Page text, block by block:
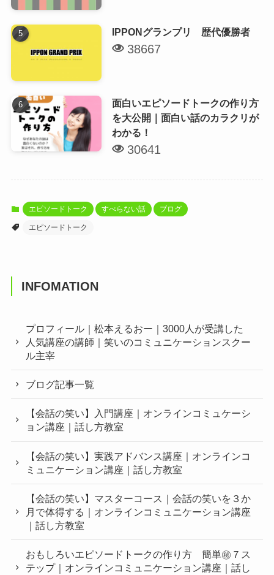
IPPONグランプリ 歴代優勝者
38667
面白いエピソードトークの作り方
を大公開｜面白い話のカラクリが
わかる！
30641
エピソードトーク すべらない話 ブログ
エピソードトーク
INFOMATION
プロフィール｜松本えるおー｜3000人が受講した
人気講座の講師｜笑いのコミュニケーションスクー
ル主宰
ブログ記事一覧
【会話の笑い】入門講座｜オンラインコミュケーシ
ョン講座｜話し方教室
【会話の笑い】実践アドバンス講座｜オンラインコ
ミュニケーション講座｜話し方教室
【会話の笑い】マスターコース｜会話の笑いを３か
月で体得する｜オンラインコミュニケーション講座
｜話し方教室
おもしろいエピソードトークの作り方 簡単㊙︎７ス
テップ｜オンラインコミュニケーション講座｜話し